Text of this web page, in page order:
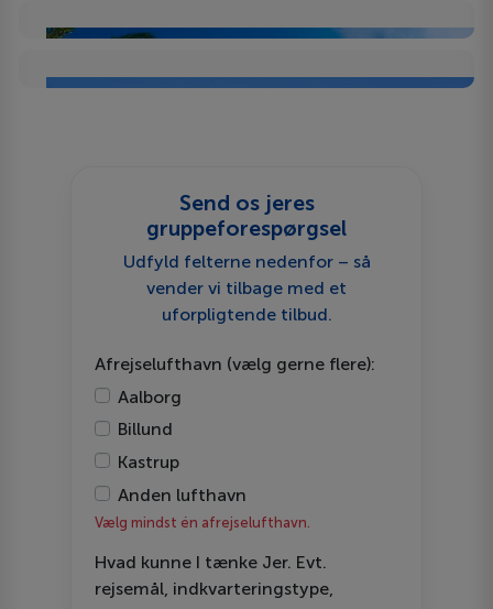
Send os jeres
gruppeforespørgsel
Udfyld felterne nedenfor – så
vender vi tilbage med et
uforpligtende tilbud.
Afrejselufthavn (vælg gerne flere):
Aalborg
Billund
Kastrup
Anden lufthavn
Vælg mindst én afrejselufthavn.
Hvad kunne I tænke Jer. Evt.
rejsemål, indkvarteringstype,